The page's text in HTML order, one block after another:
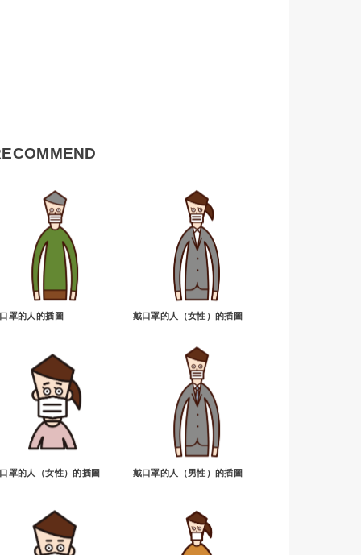
罩的人的插圖 戴口罩的人（女性）的插圖
罩的人（女性）的插圖 戴口罩的人（男性）的插圖